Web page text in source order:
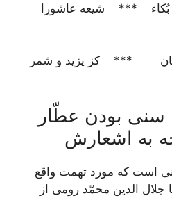
بُکاء *** شیعه عاشورا
*** کز یزید و شمر
سنی بودن عطّار
به اشعارش
است که مورد تهمت واقع
الدین محمّد رومی از